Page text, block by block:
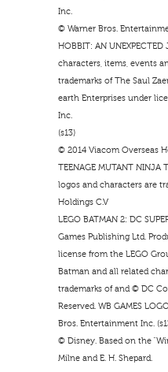
Inc.
© Warner Bros.
HOBBIT: AN
characters, items, events
trademarks of The Saul
earth Enterprises under
Inc.
(s13)
© 2014 Viacom Overseas
TEENAGE MUTANT NINJA
logos and characters are
Holdings C.V
LEGO BATMAN 2: DC
Games Publishing Ltd.
license from the LEGO
Batman and all related
trademarks of and © DC
Reserved. WB GAMES
Bros. Entertainment Inc.
© Disney. Based on the
Milne and E. H. Shepard.